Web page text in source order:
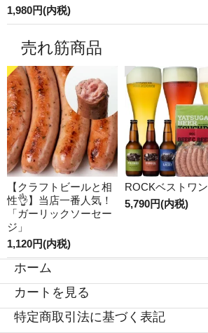
1,980円(内税)
売れ筋商品
【クラフトビールと相
性👌】当店一番人気！
「ガーリックソーセー
ジ」
1,120円(内税)
ROCKベストワン
5,790円(内税)
ホーム
カートを見る
特定商取引法に基づく表記